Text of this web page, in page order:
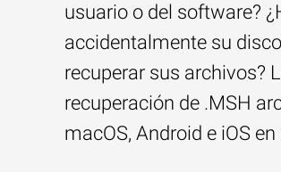
usuario o del software?
accidentalmente su
recuperar sus archivos?
recuperación de .MSH
macOS, Android e iOS en